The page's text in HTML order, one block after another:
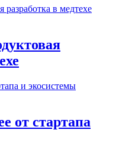
от стартапа